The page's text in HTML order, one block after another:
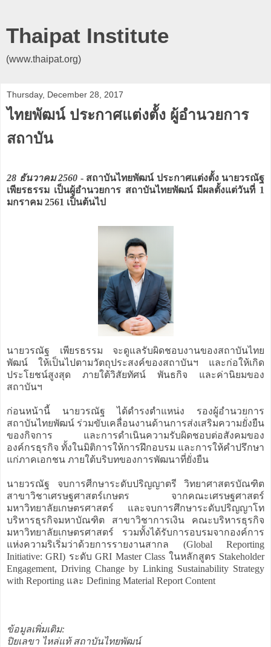
Thaipat Institute
(www.thaipat.org)
Thursday, December 28, 2017
ไทยพัฒน์ ประกาศแต่งตั้ง ผู้อำนวยการ
สถาบัน
28 ธันวาคม 2560 - สถาบันไทยพัฒน์ ประกาศแต่งตั้ง นายวรณัฐ
เพียรธรรม เป็นผู้อำนวยการ สถาบันไทยพัฒน์ มีผลตั้งแต่วันที่ 1
มกราคม 2561 เป็นต้นไป
นายวรณัฐ เพียรธรรม จะดูแลรับผิดชอบงานของสถาบันไทย
พัฒน์ ให้เป็นไปตามวัตถุประสงค์ของสถาบันฯ และก่อให้เกิด
ประโยชน์สูงสุด ภายใต้วิสัยทัศน์ พันธกิจ และค่านิยมของ
สถาบันฯ
ก่อนหน้านี้ นายวรณัฐ ได้ดำรงตำแหน่ง รองผู้อำนวยการ
สถาบันไทยพัฒน์ ร่วมขับเคลื่อนงานด้านการส่งเสริมความยั่งยืน
ของกิจการ และการดำเนินความรับผิดชอบต่อสังคมของ
องค์กรธุรกิจ ทั้งในมิติการให้การฝึกอบรม และการให้คำปรึกษา
แก่ภาคเอกชน ภายใต้บริบทของการพัฒนาที่ยั่งยืน
นายวรณัฐ จบการศีกษาระดับปริญญาตรี วิทยาศาสตรบัณฑิต
สาขาวิชาเศรษฐศาสตร์เกษตร จากคณะเศรษฐศาสตร์
มหาวิทยาลัยเกษตรศาสตร์ และจบการศึกษาระดับปริญญาโท
บริหารธุรกิจมหาบัณฑิต สาขาวิชาการเงิน คณะบริหารธุรกิจ
มหาวิทยาลัยเกษตรศาสตร์ รวมทั้งได้รับการอบรมจากองค์การ
แห่งความริเริ่มว่าด้วยการรายงานสากล (Global Reporting
Initiative: GRI) ระดับ GRI Master Class ในหลักสูตร Stakeholder
Engagement, Driving Change by Linking Sustainability Strategy
with Reporting และ Defining Material Report Content
ข้อมูลเพิ่มเติม:
ปิยเลขา ไหล่แท้ สถาบันไทยพัฒน์